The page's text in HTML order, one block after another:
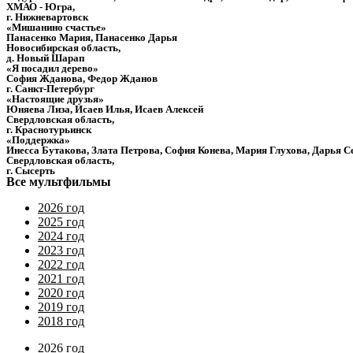
ХМАО - Югра,
г. Нижневартовск
«Мишанино счастье»
Панасенко Мария, Панасенко Дарья
Новосибирская область,
д. Новый Шарап
«Я посадил дерево»
София Жданова, Федор Жданов
г. Санкт-Петербург
«Настоящие друзья»
Юняева Лиза, Исаев Илья, Исаев Алексей
Свердловская область,
г. Краснотурьинск
«Поддержка»
Инесса Бутакова, Злата Петрова, София Конева, Мария Глухова, Дарья
Свердловская область,
г. Сысерть
Все мультфильмы
2026 год
2025 год
2024 год
2023 год
2022 год
2021 год
2020 год
2019 год
2018 год
2026 год